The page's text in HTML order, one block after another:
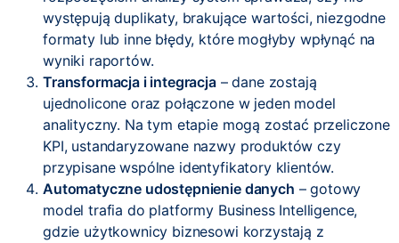
występują duplikaty, brakujące wartości, niezgodne
formaty lub inne błędy, które mogłyby wpłynąć na
wyniki raportów.
Transformacja i integracja– dane zostają
ujednolicone oraz połączone w jeden model
analityczny. Na tym etapie mogą zostać przeliczone
KPI, ustandaryzowane nazwy produktów czy
przypisane wspólne identyfikatory klientów.
Automatyczne udostępnienie danych – gotowy
model trafia do platformy Business Intelligence,
gdzie użytkownicy biznesowi korzystają z